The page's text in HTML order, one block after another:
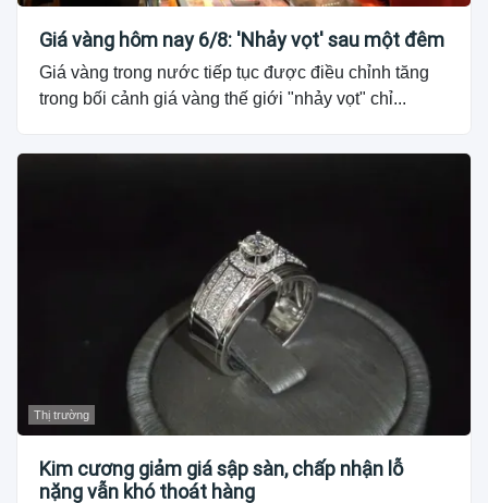
Giá vàng hôm nay 6/8: 'Nhảy vọt' sau một đêm
Giá vàng trong nước tiếp tục được điều chỉnh tăng
trong bối cảnh giá vàng thế giới "nhảy vọt" chỉ...
Thị trường
Kim cương giảm giá sập sàn, chấp nhận lỗ
nặng vẫn khó thoát hàng